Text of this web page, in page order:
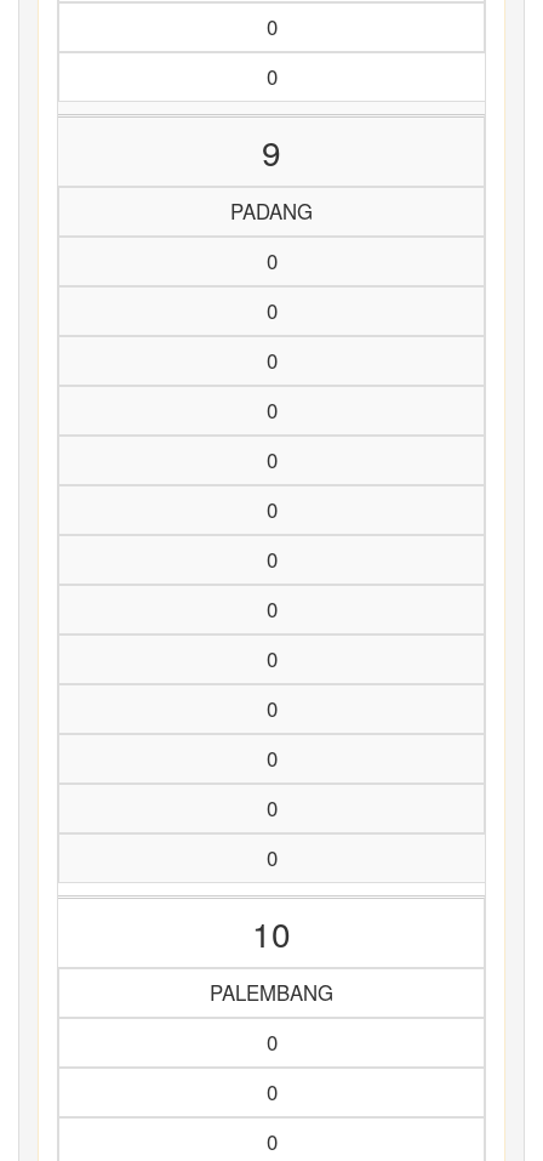
0
0
9
PADANG
0
0
0
0
0
0
0
0
0
0
0
0
0
10
PALEMBANG
0
0
0